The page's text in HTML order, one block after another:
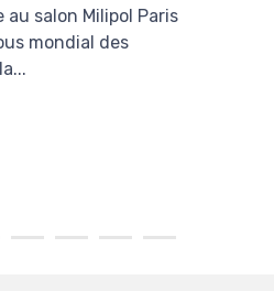
au salon Milipol Paris
mondial des